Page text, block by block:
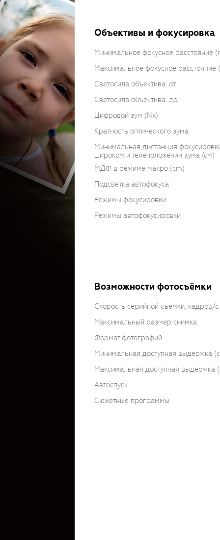
Объективы и фокусировка
Минимальное фокусное расстояние
Максимальное фокусное расстояние
Светосила объектива: от
Светосила объектива: до
Цифровой зум (Nx)
Кратность оптического зума
Минимальная дистанция
широком и телеположении зума (см)
МДФ в режиме макро (cm)
Подсветка автофокуса
Режимы фокусировки
Режимы автофокусировки
Возможности фотосъёмки
Скорость серийной съемки, кадров/с
Максимальный размер снимка
Формат фотографий
Минимальная доступная выдержка
Максимальная доступная выдержка
Автоспуск
Сюжетные программы